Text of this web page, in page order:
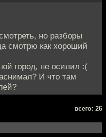
но разборы
смотрю как хороший
город, не осилил :(
И что там
всего: 26